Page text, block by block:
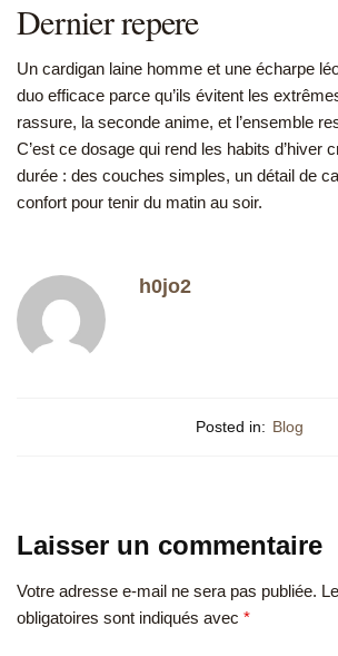
Dernier repere
Un cardigan laine homme et une écharpe
duo efficace parce qu’ils évitent les
rassure, la seconde anime, et l’ensemble
C’est ce dosage qui rend les habits d’hiver
durée : des couches simples, un détail de
confort pour tenir du matin au soir.
h0jo2
Posted in: Blog
Laisser un commentaire
Votre adresse e-mail ne sera pas publiée.
obligatoires sont indiqués avec *